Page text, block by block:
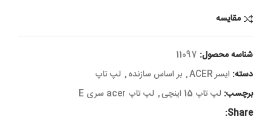
مقایسه
شناسه محصول: 11097
دسته: ایسر ACER , بر اساس سازنده, لپ تاپ
برچسب: لپ تاپ 15 اینچی , لپ تاپ acer سری E
Share: